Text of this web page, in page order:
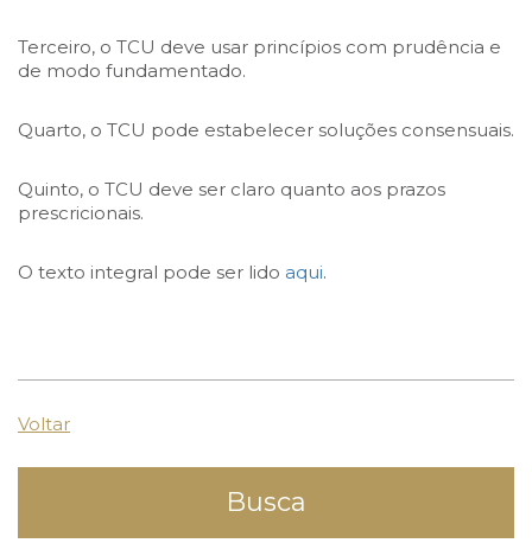
Terceiro, o TCU deve usar princípios com prudência e
de modo fundamentado.
Quarto, o TCU pode estabelecer soluções consensuais.
Quinto, o TCU deve ser claro quanto aos prazos
prescricionais.
O texto integral pode ser lido aqui.
Voltar
Busca